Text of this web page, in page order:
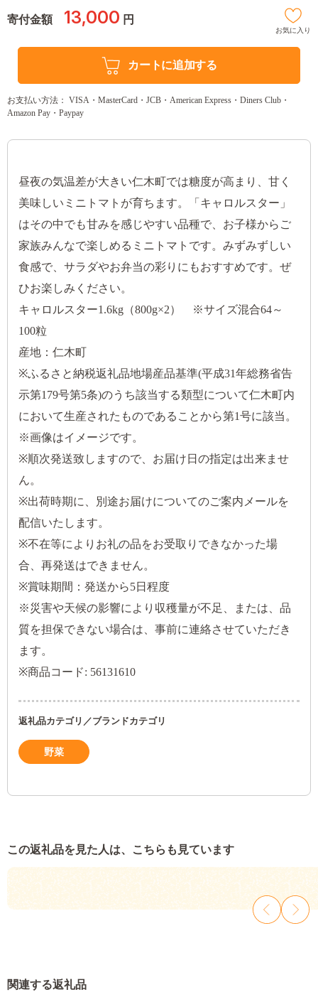
寄付金額 13,000 円
お気に入り
カートに追加する
お支払い方法： VISA・MasterCard・JCB・American Express・Diners Club・
Amazon Pay・Paypay
昼夜の気温差が大きい仁木町では糖度が高まり、甘く
美味しいミニトマトが育ちます。「キャロルスター」
はその中でも甘みを感じやすい品種で、お子様からご
家族みんなで楽しめるミニトマトです。みずみずしい
食感で、サラダやお弁当の彩りにもおすすめです。ぜ
ひお楽しみください。
キャロルスター1.6kg（800g×2） ※サイズ混合64～
100粒
産地：仁木町
※ふるさと納税返礼品地場産品基準(平成31年総務省告
示第179号第5条)のうち該当する類型について仁木町内
において生産されたものであることから第1号に該当。
※画像はイメージです。
※順次発送致しますので、お届け日の指定は出来ませ
ん。
※出荷時期に、別途お届けについてのご案内メールを
配信いたします。
※不在等によりお礼の品をお受取りできなかった場
合、再発送はできません。
※賞味期間：発送から5日程度
※災害や天候の影響により収穫量が不足、または、品
質を担保できない場合は、事前に連絡させていただき
ます。
※商品コード: 56131610
返礼品カテゴリ／ブランドカテゴリ
野菜
この返礼品を見た人は、こちらも見ています
関連する返礼品